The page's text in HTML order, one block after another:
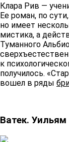
Клара Рив —
Ее роман, по
но имеет
мистика, а
Туманного
к
получилось.
вошел в ряды
Ватек.